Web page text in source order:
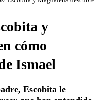
y
cómo
Ismael
Escobita le